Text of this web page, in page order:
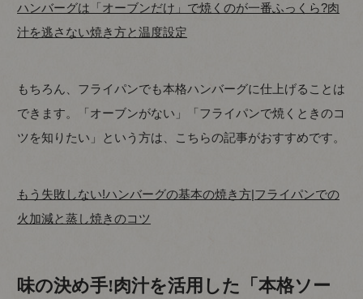
ハンバーグは「オーブンだけ」で焼くのが一番ふっくら?肉
汁を逃さない焼き方と温度設定
もちろん、フライパンでも本格ハンバーグに仕上げることは
できます。「オーブンがない」「フライパンで焼くときのコ
ツを知りたい」という方は、こちらの記事がおすすめです。
もう失敗しない!ハンバーグの基本の焼き方|フライパンでの
火加減と蒸し焼きのコツ
味の決め手!肉汁を活用した「本格ソー